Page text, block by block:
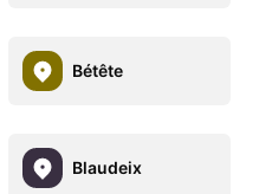
Bétête
Blaudeix